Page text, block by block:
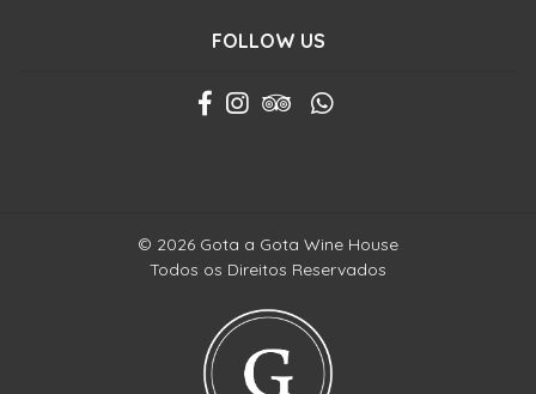
FOLLOW US
© 2026 Gota a Gota Wine House
Todos os Direitos Reservados